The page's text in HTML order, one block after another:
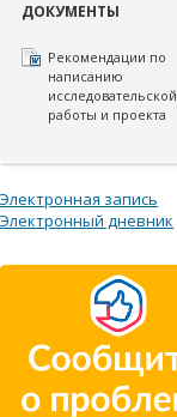
ДОКУМЕНТЫ
Рекомендации по
написанию
исследовательской
работы и проекта
Электронная запись
Электронный дневник